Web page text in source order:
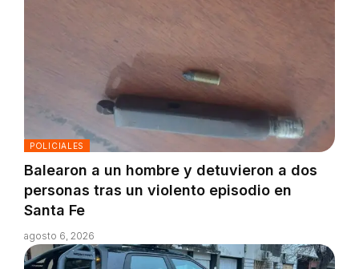
POLICIALES
Balearon a un hombre y detuvieron a dos
personas tras un violento episodio en
Santa Fe
agosto 6, 2026